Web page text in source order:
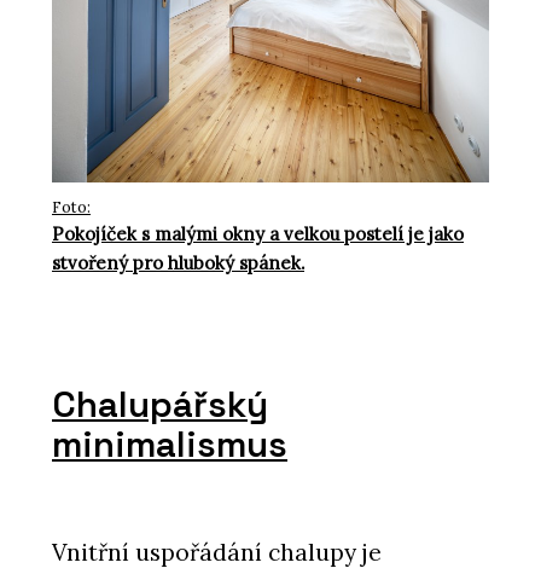
Foto:
Pokojíček s malými okny a velkou postelí je jako
stvořený pro hluboký spánek.
Chalupářský
minimalismus
Vnitřní uspořádání chalupy je